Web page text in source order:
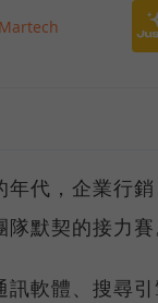
代，企業行銷
默契的接力賽
軟體、搜尋引